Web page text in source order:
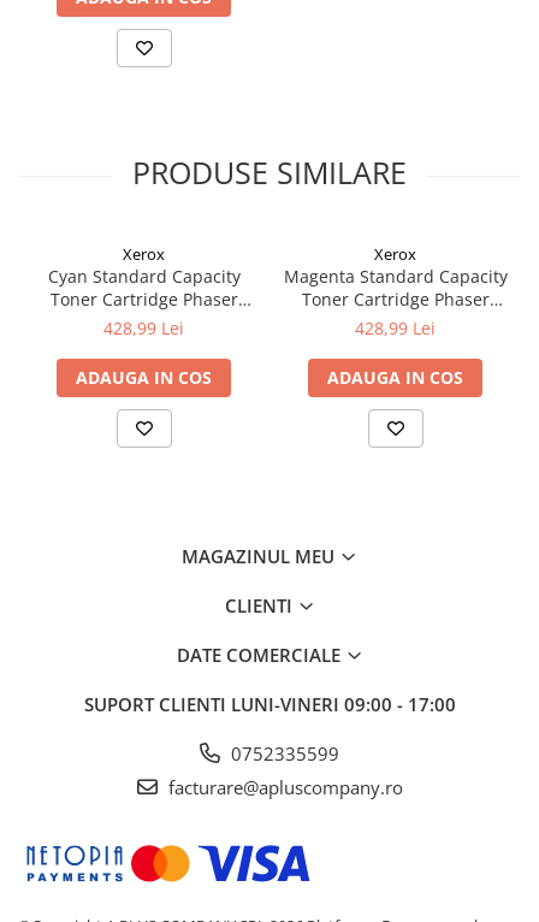
PRODUSE SIMILARE
Xerox
Cyan Standard Capacity
Toner Cartridge Phaser
6510/WorkCentre 6515
428,99 Lei
ADAUGA IN COS
Xerox
Magenta Standard Capacity
Toner Cartridge Phaser
6510/WorkCentre 6515
428,99 Lei
ADAUGA IN COS
MAGAZINUL MEU
CLIENTI
DATE COMERCIALE
SUPORT CLIENTI LUNI-VINERI 09:00 - 17:00
0752335599
facturare@apluscompany.ro